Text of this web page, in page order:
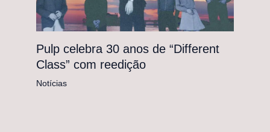
Pulp celebra 30 anos de “Different
Class” com reedição
Notícias